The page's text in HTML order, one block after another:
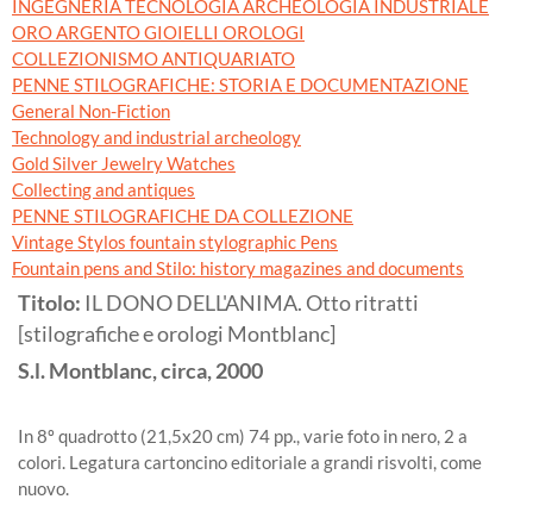
INGEGNERIA TECNOLOGIA ARCHEOLOGIA INDUSTRIALE
ORO ARGENTO GIOIELLI OROLOGI
COLLEZIONISMO ANTIQUARIATO
PENNE STILOGRAFICHE: STORIA E DOCUMENTAZIONE
General Non-Fiction
Technology and industrial archeology
Gold Silver Jewelry Watches
Collecting and antiques
PENNE STILOGRAFICHE DA COLLEZIONE
Vintage Stylos fountain stylographic Pens
Fountain pens and Stilo: history magazines and documents
Titolo: IL DONO DELL'ANIMA. Otto ritratti
[stilografiche e orologi Montblanc]
S.l.Montblanc, circa,2000
In 8º quadrotto (21,5x20 cm) 74 pp., varie foto in nero, 2 a
colori. Legatura cartoncino editoriale a grandi risvolti, come
nuovo.